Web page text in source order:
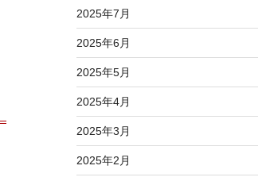
2025年7月
2025年6月
2025年5月
2025年4月
2025年3月
2025年2月